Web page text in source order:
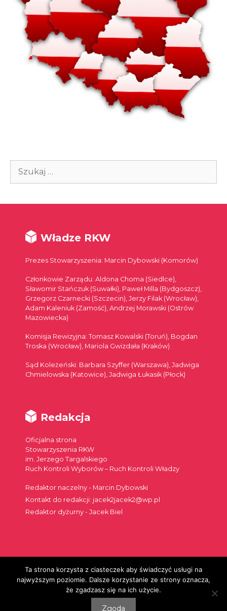
Szukaj:
Władze RKW
Prezes Stowarzyszenia: Marcin Dybowski (Komorów)
Członkowie Zarządu: Aldona Choma (Siedlce),
Sławomir Stańczuk (Suwałki), Paweł Milla (Bydgoszcz),
Grzegorz Czarnecki (Szczecin), Jerzy Filak (Wrocław),
Adam Kaleniuk (Zamość), Andrzej Morawski (Ostrów
Mazowiecka)
Komisja Rewizyjna: Tomasz Kowalski (Toruń), Bogdan
Troska (Wrocław), Mariola Gwizdała (Kraków)
Sąd Koleżeński: Barbara Szyffer (Warszawa), Jadwiga
Chmielowska (Katowice), Jadwiga Łukasik (Płock)
Redakcja
Oficjalna strona
Stowarzyszenia RKW
im. Jerzego Targalskiego
Ruch Kontroli Wyborów – Ruch Kontroli Władzy
Redaktor naczelny - Marcin Dybowski
Kontakt do redakcji: jacek2jacek2@wp.pl
Redaktor dyżurny - Jacek Biel
Szukaj:
Ta strona korzysta z ciasteczek aby świadczyć usługi na
najwyższym poziomie. Dalsze korzystanie ze strony oznacza,
że zgadzasz się na ich użycie.
Zgoda